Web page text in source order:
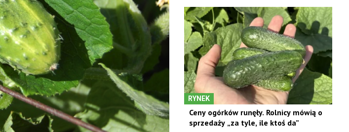
RYNEK
Ceny ogórków runęły. Rolnicy mówią o
sprzedaży „za tyle, ile ktoś da”